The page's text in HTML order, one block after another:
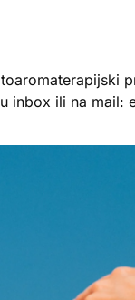
inbox ili na mail: